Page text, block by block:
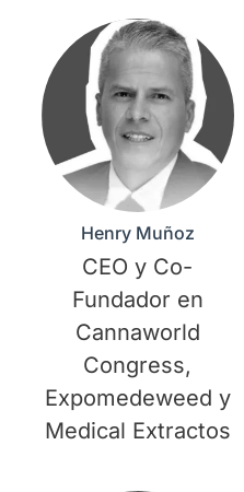
Henry Muñoz
CEO y Co-
Fundador en
Cannaworld
Congress,
Expomedeweed y
Medical Extractos